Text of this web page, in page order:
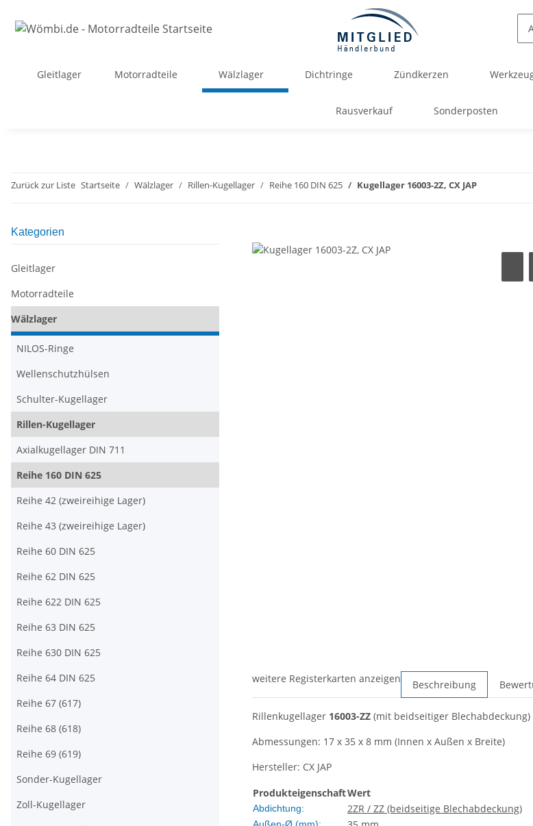
Gleitlager Motorradteile Wälzlager Dichtringe Zündkerzen
Rausverkauf Sonderposten
Zurück zur Liste Startseite Wälzlager Rillen-Kugellager Reihe 160 DIN 625 Kugellager 16003-2Z, CX JAP
weitere Registerkarten anzeigen Beschreibung
Rillenkugellager 16003-ZZ (mit beidseitiger Blechabdeckung)
Abmessungen: 17 x 35 x 8 mm (Innen x Außen x Breite)
Hersteller: CX JAP
ProdukteigenschaftWert
Abdichtung: 2ZR / ZZ (beidseitige Blechabdeckung)
Kategorien
Gleitlager
Motorradteile
Wälzlager
NILOS-Ringe
Wellenschutzhülsen
Schulter-Kugellager
Rillen-Kugellager
Axialkugellager DIN 711
Reihe 160 DIN 625
Reihe 42 (zweireihige Lager)
Reihe 43 (zweireihige Lager)
Reihe 60 DIN 625
Reihe 62 DIN 625
Reihe 622 DIN 625
Reihe 63 DIN 625
Reihe 630 DIN 625
Reihe 64 DIN 625
Reihe 67 (617)
Reihe 68 (618)
Reihe 69 (619)
Sonder-Kugellager
Zoll-Kugellager